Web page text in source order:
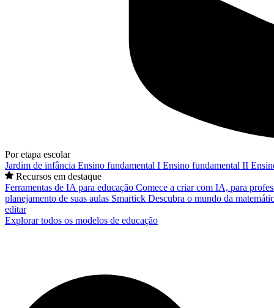
Por etapa escolar
Jardim de infância Ensino fundamental I Ensino fundamental II
Recursos em destaque
Ferramentas de IA para educação Comece a criar com IA, para
planejamento de suas aulas Smartick Descubra o mundo da
editar
Explorar todos os modelos de educação